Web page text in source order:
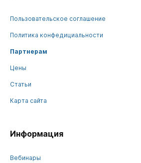
Пользовательское соглашение
Политика конфедициальности
Партнерам
Цены
Статьи
Карта сайта
Информация
Вебинары